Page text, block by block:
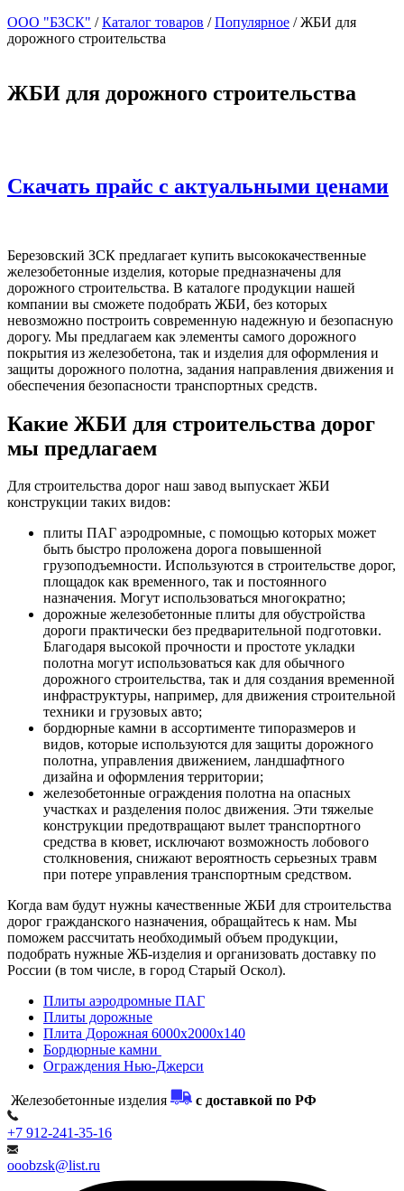
ООО "БЗСК" /Каталог товаров /Популярное /ЖБИ для
дорожного строительства
ЖБИ для дорожного строительства
Скачать прайс с актуальными ценами
Березовский ЗСК предлагает купить высококачественные
железобетонные изделия, которые предназначены для
дорожного строительства. В каталоге продукции нашей
компании вы сможете подобрать ЖБИ, без которых
невозможно построить современную надежную и безопасную
дорогу. Мы предлагаем как элементы самого дорожного
покрытия из железобетона, так и изделия для оформления и
защиты дорожного полотна, задания направления движения и
обеспечения безопасности транспортных средств.
Какие ЖБИ для строительства дорог
мы предлагаем
Для строительства дорог наш завод выпускает ЖБИ
конструкции таких видов:
плиты ПАГ аэродромные, с помощью которых может
быть быстро проложена дорога повышенной
грузоподъемности. Используются в строительстве дорог,
площадок как временного, так и постоянного
назначения. Могут использоваться многократно;
дорожные железобетонные плиты для обустройства
дороги практически без предварительной подготовки.
Благодаря высокой прочности и простоте укладки
полотна могут использоваться как для обычного
дорожного строительства, так и для создания временной
инфраструктуры, например, для движения строительной
техники и грузовых авто;
бордюрные камни в ассортименте типоразмеров и
видов, которые используются для защиты дорожного
полотна, управления движением, ландшафтного
дизайна и оформления территории;
железобетонные ограждения полотна на опасных
участках и разделения полос движения. Эти тяжелые
конструкции предотвращают вылет транспортного
средства в кювет, исключают возможность лобового
столкновения, снижают вероятность серьезных травм
при потере управления транспортным средством.
Когда вам будут нужны качественные ЖБИ для строительства
дорог гражданского назначения, обращайтесь к нам. Мы
поможем рассчитать необходимый объем продукции,
подобрать нужные ЖБ-изделия и организовать доставку по
России (в том числе, в город Старый Оскол).
Плиты аэродромные ПАГ
Плиты дорожные
Плита Дорожная 6000х2000х140
Бордюрные камни
Ограждения Нью-Джерси
Железобетонные изделия с доставкой по РФ
+7 912-241-35-16
ooobzsk@list.ru